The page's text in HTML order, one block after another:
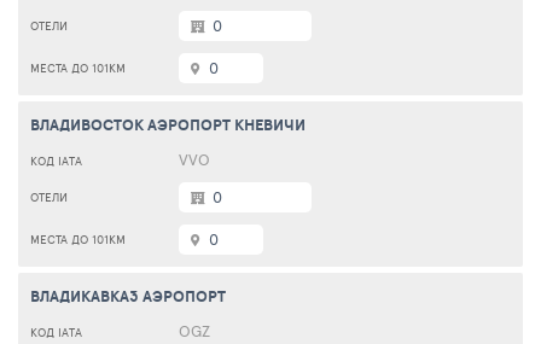
0
0
ВЛАДИВОСТОК АЭРОПОРТ КНЕВИЧИ
VVO
0
0
ВЛАДИКАВКАЗ АЭРОПОРТ
OGZ